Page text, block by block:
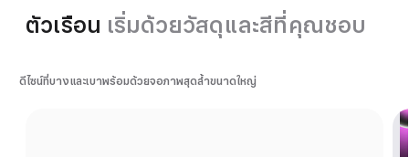
ตัวเรือน เริ่มด้วยวัสดุและสีที่คุณชอบ
ดีไซน์ที่บางและเบาพร้อมด้วยจอภาพสุดล้ำขนาดใหญ่